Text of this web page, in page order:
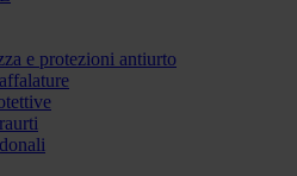
e protezioni antiurto